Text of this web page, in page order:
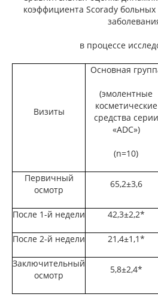
коэффициента Scoradу
в процессе
Визиты
Основная
(эмолентные
косметические
средства серии
«ADC»)
(n=10)
Первичный
осмотр
65,2±3,6
После 1-й недели 42,3±2,2*
После 2-й недели 21,4±1,1*
Заключительный
осмотр
5,8±2,4*